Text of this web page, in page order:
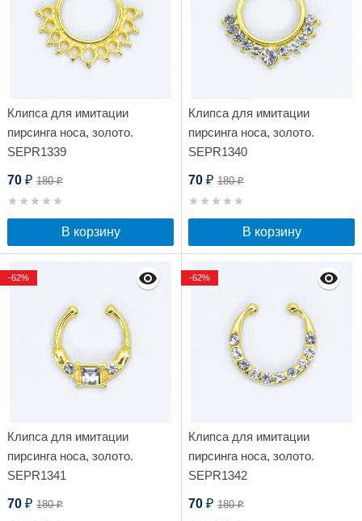
Клипса для имитации
пирсинга носа, золото.
SEPR1339
70 ₽ 180₽
В корзину
Клипса для имитации
пирсинга носа, золото.
SEPR1340
70 ₽ 180₽
В корзину
Клипса для имитации
пирсинга носа, золото.
SEPR1341
70 ₽ 180₽
-62%
Клипса для имитации
пирсинга носа, золото.
SEPR1342
70 ₽ 180₽
-62%